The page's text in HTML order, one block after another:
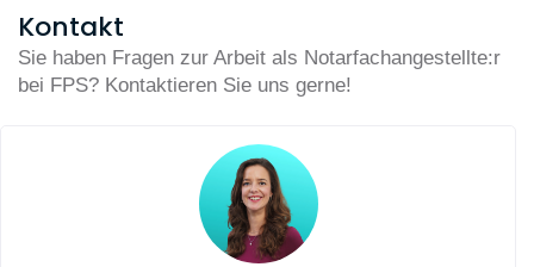
Sprachkurse
bspw. Legal English
Kontakt
Sie haben Fragen zur Arbeit als Notarfachangestellte:r
bei FPS? Kontaktieren Sie uns gerne!